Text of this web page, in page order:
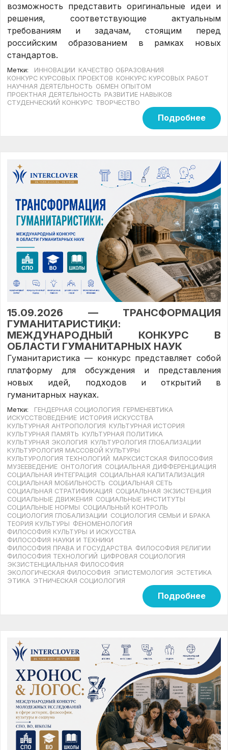
возможность представить оригинальные идеи и
решения, соответствующие актуальным
требованиям и задачам, стоящим перед
российским образованием в рамках новых
стандартов.
Метки: ИННОВАЦИИ КАЧЕСТВО ОБРАЗОВАНИЯ
КОНКУРС КУРСОВЫХ ПРОЕКТОВ КОНКУРС КУРСОВЫХ РАБОТ
НАУЧНАЯ ДЕЯТЕЛЬНОСТЬ ОБМЕН ОПЫТОМ
ПРОЕКТНАЯ ДЕЯТЕЛЬНОСТЬ РАЗВИТИЕ НАВЫКОВ
СТУДЕНЧЕСКИЙ КОНКУРС ТВОРЧЕСТВО
Подробнее
15.09.2026 — ТРАНСФОРМАЦИЯ
ГУМАНИТАРИСТИКИ:
МЕЖДУНАРОДНЫЙ КОНКУРС В
ОБЛАСТИ ГУМАНИТАРНЫХ НАУК
Гуманитаристика — конкурс представляет собой
платформу для обсуждения и представления
новых идей, подходов и открытий в
гуманитарных науках.
Метки: ГЕНДЕРНАЯ СОЦИОЛОГИЯ ГЕРМЕНЕВТИКА
ИСКУССТВОВЕДЕНИЕ ИСТОРИЯ ИСКУССТВА
КУЛЬТУРНАЯ АНТРОПОЛОГИЯ КУЛЬТУРНАЯ ИСТОРИЯ
КУЛЬТУРНАЯ ПАМЯТЬ КУЛЬТУРНАЯ ПОЛИТИКА
КУЛЬТУРНАЯ ЭКОЛОГИЯ КУЛЬТУРОЛОГИЯ ГЛОБАЛИЗАЦИИ
КУЛЬТУРОЛОГИЯ МАССОВОЙ КУЛЬТУРЫ
КУЛЬТУРОЛОГИЯ ТЕХНОЛОГИЙ МАРКСИСТСКАЯ ФИЛОСОФИЯ
МУЗЕЕВЕДЕНИЕ ОНТОЛОГИЯ СОЦИАЛЬНАЯ ДИФФЕРЕНЦИАЦИЯ
СОЦИАЛЬНАЯ ИНТЕГРАЦИЯ СОЦИАЛЬНАЯ КАПИТАЛИЗАЦИЯ
СОЦИАЛЬНАЯ МОБИЛЬНОСТЬ СОЦИАЛЬНАЯ СЕТЬ
СОЦИАЛЬНАЯ СТРАТИФИКАЦИЯ СОЦИАЛЬНАЯ ЭКЗИСТЕНЦИЯ
СОЦИАЛЬНЫЕ ДВИЖЕНИЯ СОЦИАЛЬНЫЕ ИНСТИТУТЫ
СОЦИАЛЬНЫЕ НОРМЫ СОЦИАЛЬНЫЙ КОНТРОЛЬ
СОЦИОЛОГИЯ ГЛОБАЛИЗАЦИИ СОЦИОЛОГИЯ СЕМЬИ И БРАКА
ТЕОРИЯ КУЛЬТУРЫ ФЕНОМЕНОЛОГИЯ
ФИЛОСОФИЯ КУЛЬТУРЫ И ИСКУССТВА
ФИЛОСОФИЯ НАУКИ И ТЕХНИКИ
ФИЛОСОФИЯ ПРАВА И ГОСУДАРСТВА ФИЛОСОФИЯ РЕЛИГИИ
ФИЛОСОФИЯ ТЕХНОЛОГИЙ ЦИФРОВАЯ СОЦИОЛОГИЯ
ЭКЗИСТЕНЦИАЛЬНАЯ ФИЛОСОФИЯ
ЭКОЛОГИЧЕСКАЯ ФИЛОСОФИЯ ЭПИСТЕМОЛОГИЯ ЭСТЕТИКА
ЭТИКА ЭТНИЧЕСКАЯ СОЦИОЛОГИЯ
Подробнее